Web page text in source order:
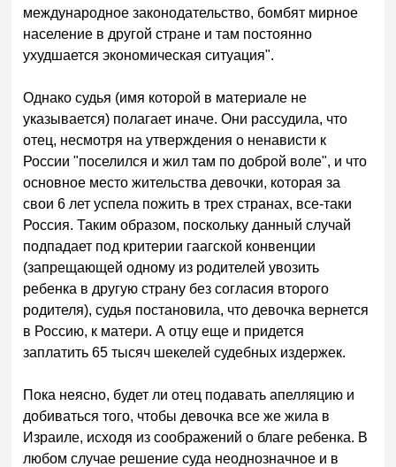
международное законодательство, бомбят мирное
население в другой стране и там постоянно
ухудшается экономическая ситуация".
Однако судья (имя которой в материале не
указывается) полагает иначе. Они рассудила, что
отец, несмотря на утверждения о ненависти к
России "поселился и жил там по доброй воле", и что
основное место жительства девочки, которая за
свои 6 лет успела пожить в трех странах, все-таки
Россия. Таким образом, поскольку данный случай
подпадает под критерии гаагской конвенции
(запрещающей одному из родителей увозить
ребенка в другую страну без согласия второго
родителя), судья постановила, что девочка вернется
в Россию, к матери. А отцу еще и придется
заплатить 65 тысяч шекелей судебных издержек.
Пока неясно, будет ли отец подавать апелляцию и
добиваться того, чтобы девочка все же жила в
Израиле, исходя из соображений о благе ребенка. В
любом случае решение суда неоднозначное и в